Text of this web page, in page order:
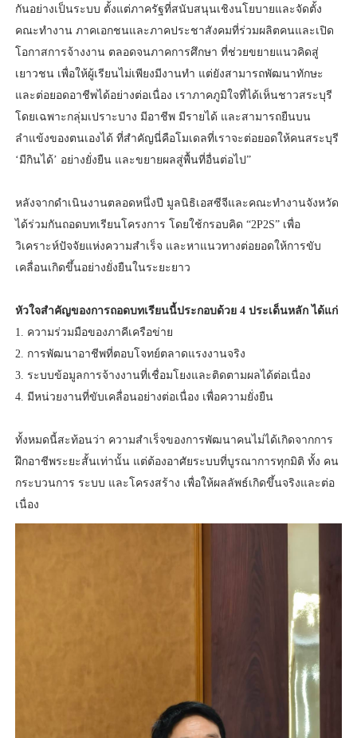
กันอย่างเป็นระบบ ตั้งแต่ภาครัฐที่สนับสนุนเชิงนโยบายและจัดตั้ง
คณะทำงาน ภาคเอกชนและภาคประชาสังคมที่ร่วมผลิตคนและเปิด
โอกาสการจ้างงาน ตลอดจนภาคการศึกษา ที่ช่วยขยายแนวคิดสู่
เยาวชน เพื่อให้ผู้เรียนไม่เพียงมีงานทำ แต่ยังสามารถพัฒนาทักษะ
และต่อยอดอาชีพได้อย่างต่อเนื่อง เราภาคภูมิใจที่ได้เห็นชาวสระบุรี
โดยเฉพาะกลุ่มเปราะบาง มีอาชีพ มีรายได้ และสามารถยืนบน
ลำแข้งของตนเองได้ ที่สำคัญนี่คือโมเดลที่เราจะต่อยอดให้คนสระบุรี
‘มีกินได้’ อย่างยั่งยืน และขยายผลสู่พื้นที่อื่นต่อไป”
หลังจากดำเนินงานตลอดหนึ่งปี มูลนิธิเอสซีจีและคณะทำงานจังหวัด
ได้ร่วมกันถอดบทเรียนโครงการ โดยใช้กรอบคิด “2P2S” เพื่อ
วิเคราะห์ปัจจัยแห่งความสำเร็จ และหาแนวทางต่อยอดให้การขับ
เคลื่อนเกิดขึ้นอย่างยั่งยืนในระยะยาว
หัวใจสำคัญของการถอดบทเรียนนี้ประกอบด้วย 4 ประเด็นหลัก ได้แก่
1. ความร่วมมือของภาคีเครือข่าย
2. การพัฒนาอาชีพที่ตอบโจทย์ตลาดแรงงานจริง
3. ระบบข้อมูลการจ้างงานที่เชื่อมโยงและติดตามผลได้ต่อเนื่อง
4. มีหน่วยงานที่ขับเคลื่อนอย่างต่อเนื่อง เพื่อความยั่งยืน
ทั้งหมดนี้สะท้อนว่า ความสำเร็จของการพัฒนาคนไม่ได้เกิดจากการ
ฝึกอาชีพระยะสั้นเท่านั้น แต่ต้องอาศัยระบบที่บูรณาการทุกมิติ ทั้ง คน
กระบวนการ ระบบ และโครงสร้าง เพื่อให้ผลลัพธ์เกิดขึ้นจริงและต่อ
เนื่อง